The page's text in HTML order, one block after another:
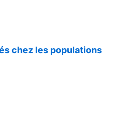
chez les populations